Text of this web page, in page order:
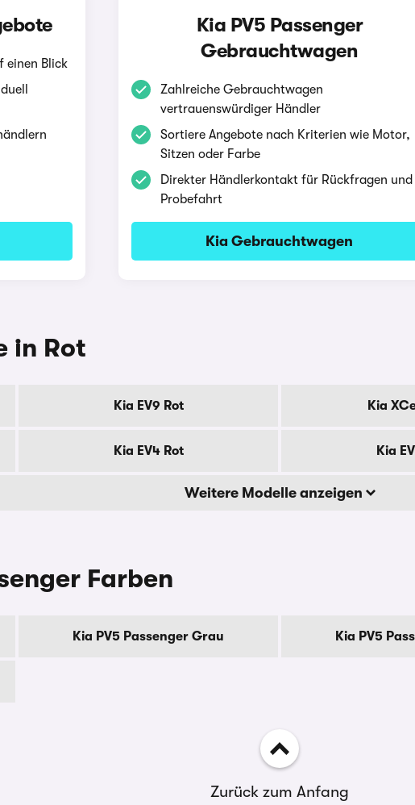
einen Blick
Kia PV5 Passenger
Gebrauchtwagen
Zahlreiche Gebrauchtwagen
vertrauenswürdiger Händler
Sortiere Angebote nach Kriterien wie Motor,
Sitzen oder Farbe
Direkter Händlerkontakt für Rückfragen und
Probefahrt
Kia Gebrauchtwagen
in Rot
Kia EV9 Rot Kia
Kia EV4 Rot Kia
Weitere Modelle anzeigen
Farben
Kia PV5 Passenger Grau Kia PV5
Zurück zum Anfang